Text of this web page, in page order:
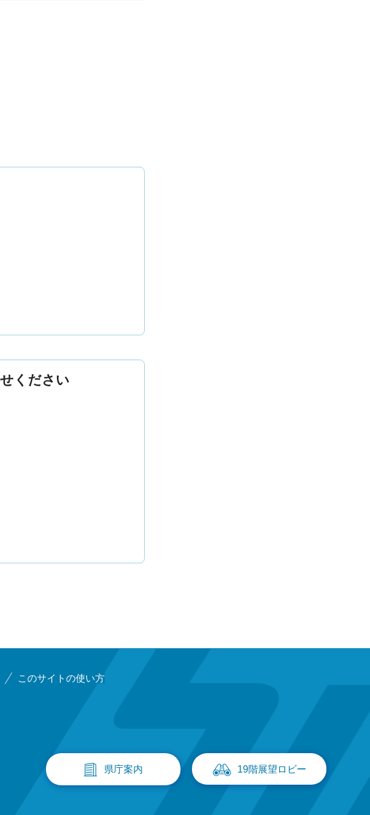
ください
このサイトの使い方
県庁案内 19階展望ロビー